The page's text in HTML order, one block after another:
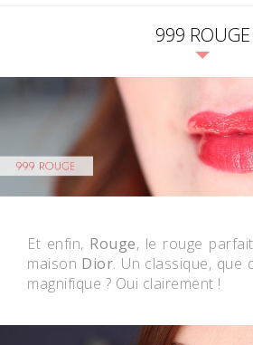
999 ROUGE
Et enfin, Rouge, le rouge
maison Dior. Un classique, que
magnifique ? Oui clairement !